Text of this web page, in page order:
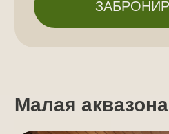
от 2500 рублей/час
Зона отдыха, обеденная зона